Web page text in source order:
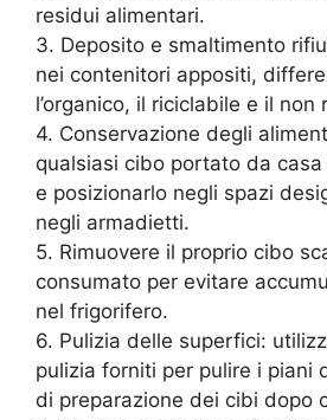
residui alimentari.
3. Deposito e smaltimento
nei contenitori appositi,
l’organico, il riciclabile e il non
4. Conservazione degli
qualsiasi cibo portato da
e posizionarlo negli spazi
negli armadietti.
5. Rimuovere il proprio cibo
consumato per evitare
nel frigorifero.
6. Pulizia delle superfici:
pulizia forniti per pulire i piani
di preparazione dei cibi dopo